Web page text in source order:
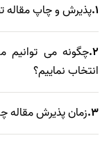
1.پذیرش و چاپ مقاله
2.چگونه می توانیم
انتخاب نماییم؟
3. زمان پذیرش مقاله